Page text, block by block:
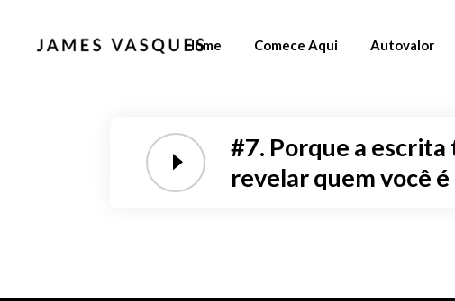
Home Comece Aqui Autovalor
#7. Porque a
revelar quem você é